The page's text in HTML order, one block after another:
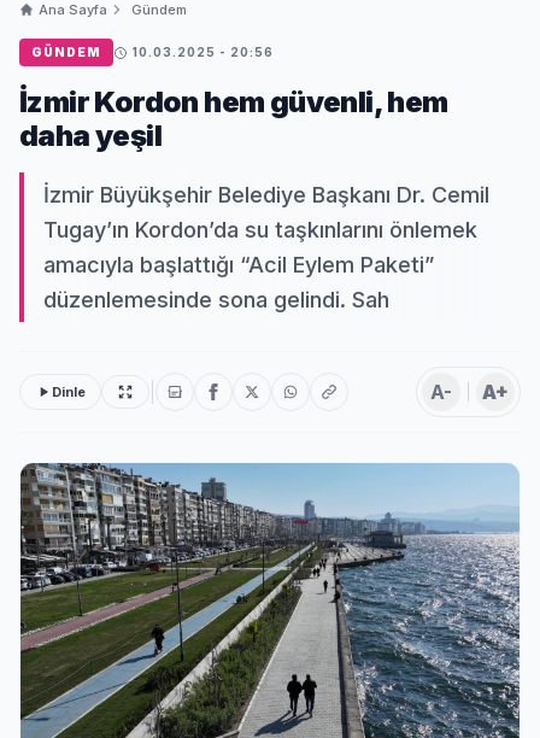
Ana Sayfa Gündem
GÜNDEM 10.03.2025 - 20:56
İzmir Kordon hem güvenli, hem
daha yeşil
İzmir Büyükşehir Belediye Başkanı Dr. Cemil
Tugay’ın Kordon’da su taşkınlarını önlemek
amacıyla başlattığı “Acil Eylem Paketi”
düzenlemesinde sona gelindi. Sah
Dinle A- A+